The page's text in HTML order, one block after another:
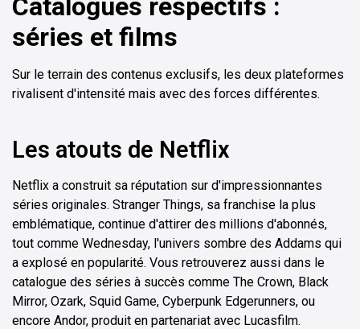
Catalogues respectifs :
séries et films
Sur le terrain des contenus exclusifs, les deux plateformes
rivalisent d'intensité mais avec des forces différentes.
Les atouts de Netflix
Netflix a construit sa réputation sur d'impressionnantes
séries originales. Stranger Things, sa franchise la plus
emblématique, continue d'attirer des millions d'abonnés,
tout comme Wednesday, l'univers sombre des Addams qui
a explosé en popularité. Vous retrouverez aussi dans le
catalogue des séries à succès comme The Crown, Black
Mirror, Ozark, Squid Game, Cyberpunk Edgerunners, ou
encore Andor, produit en partenariat avec Lucasfilm.